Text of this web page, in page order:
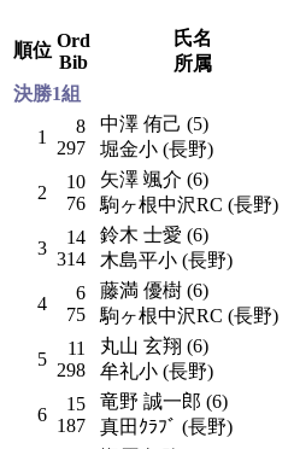
順位 Ord
Bib
氏名
所属
決勝1組
1
8
297
中澤 侑己 (5)
堀金小 (長野)
2
10
76
矢澤 颯介 (6)
駒ヶ根中沢RC (長野)
3
14
314
鈴木 士愛 (6)
木島平小 (長野)
4
6
75
藤満 優樹 (6)
駒ヶ根中沢RC (長野)
5
11
298
丸山 玄翔 (6)
牟礼小 (長野)
6
15
187
竜野 誠一郎 (6)
真田ｸﾗﾌﾞ (長野)